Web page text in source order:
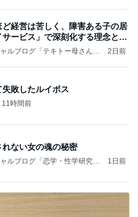
ど経営は苦しく、障害ある子の居
ービス」で深刻化する理念と現
ルブログ「テキトー母さんの
2日前
敗したルイボス
11時間前
ない女の魂の秘密
ルブログ「恋学・性学研究
1日前